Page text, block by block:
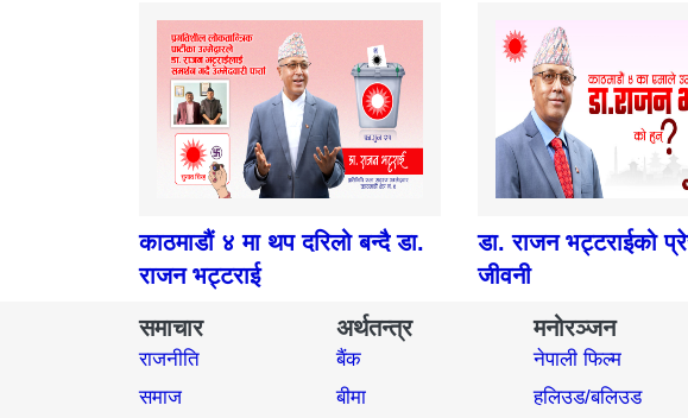
काठमाडौं ४ मा थप दरिलो बन्दै डा.
राजन भट्टराई
डा. राजन भट्टराईको
जीवनी
समाचार
राजनीति
समाज​
अर्थतन्त्र
बैंक
बीमा
मनोरञ्जन
नेपाली फिल्म
हलिउड/बलिउड